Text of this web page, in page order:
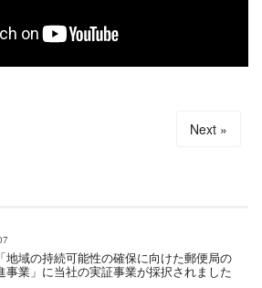
Next »
地域の持続可能性の確保に向けた郵便局の
事業」に当社の実証事業が採択されました